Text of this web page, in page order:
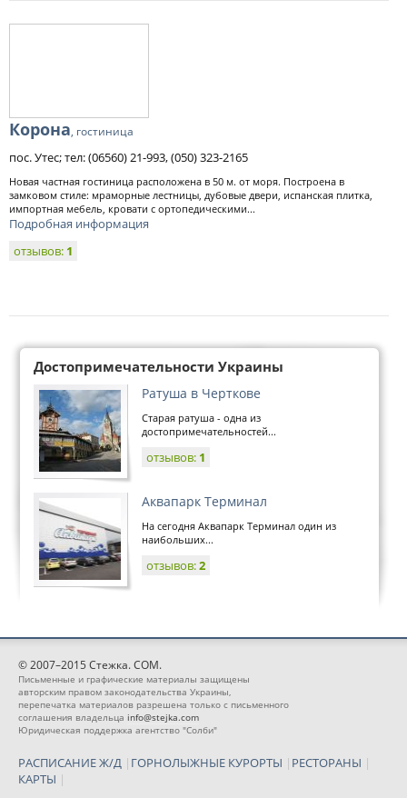
Корона, гостиница
пос. Утес; тел: (06560) 21-993, (050) 323-2165
Новая частная гостиница расположена в 50 м. от моря. Построена в
замковом стиле: мраморные лестницы, дубовые двери, испанская плитка,
импортная мебель, кровати с ортопедическими...
Подробная информация
отзывов: 1
Достопримечательности Украины
Ратуша в Черткове
Старая ратуша - одна из
достопримечательностей...
отзывов: 1
Аквапарк Терминал
На сегодня Аквапарк Терминал один из
наибольших...
отзывов:2
© 2007–2015 Стежка. COM.
Письменные и графические материалы защищены
авторским правом законодательства Украины,
перепечатка материалов разрешена только с письменного
соглашения владельца info@stejka.com
Юридическая поддержка агентство "Солби"
РАСПИСАНИЕ Ж/Д | ГОРНОЛЫЖНЫЕ КУРОРТЫ | РЕСТОРАНЫ |
КАРТЫ |